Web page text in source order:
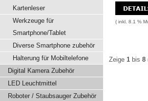
Kartenleser
Werkzeuge für
Smartphone/Tablet
Diverse Smartphone zubehör
Halterung für Mobiltelefone
Digital Kamera Zubehör
LED Leuchtmittel
Roboter / Staubsauger Zubehör
( inkl. 8.1 %
Zeige 1 bis 8